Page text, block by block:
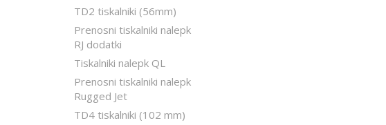
TD2 tiskalniki (56mm)
Prenosni tiskalniki nalepk
RJ dodatki
Tiskalniki nalepk QL
Prenosni tiskalniki nalepk
Rugged Jet
TD4 tiskalniki (102 mm)